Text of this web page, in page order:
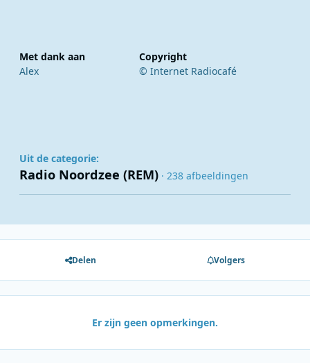
Met dank aan
Alex
Copyright
© Internet Radiocafé
Uit de categorie:
Radio Noordzee (REM) · 238 afbeeldingen
Delen Volgers
Er zijn geen opmerkingen.